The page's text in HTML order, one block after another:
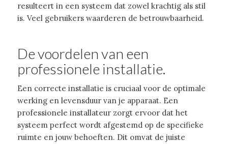
resulteert in een systeem dat zowel krachtig als stil
is. Veel gebruikers waarderen de betrouwbaarheid.
De voordelen van een
professionele installatie.
Een correcte installatie is cruciaal voor de optimale
werking en levensduur van je apparaat. Een
professionele installateur zorgt ervoor dat het
systeem perfect wordt afgestemd op de specifieke
ruimte en jouw behoeften. Dit omvat de juiste